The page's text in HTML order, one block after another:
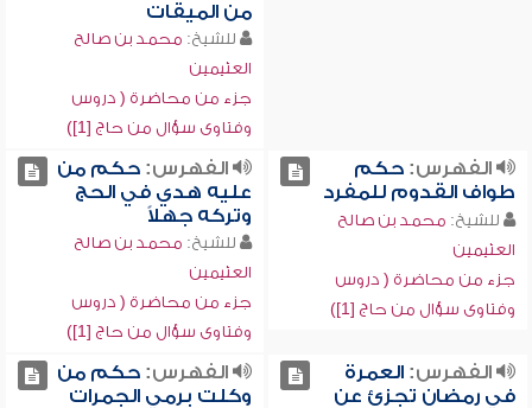
من الميقات
للشيخ: محمد بن صالح
العثيمين
جزء من محاضرة ( دروس
وفتاوى سؤال من حاج [1])
الفهرس:حكم
طواف القدوم للمفرد
للشيخ: محمد بن صالح
العثيمين
جزء من محاضرة ( دروس
وفتاوى سؤال من حاج [1])
الفهرس:حكم من
عليه هدي في الحج
وتركه جهلاً
للشيخ: محمد بن صالح
العثيمين
جزء من محاضرة ( دروس
وفتاوى سؤال من حاج [1])
الفهرس:العمرة
في رمضان تجزئ عن
الفهرس:حكم من
وكلت برمي الجمرات